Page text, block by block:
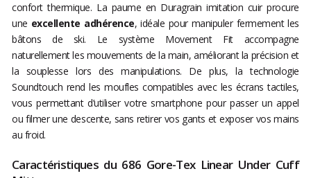
confort thermique. La paume en Duragrain imitation cuir procure
une excellente adhérence, idéale pour manipuler fermement les
bâtons de ski. Le système Movement Fit accompagne
naturellement les mouvements de la main, améliorant la précision et
la souplesse lors des manipulations. De plus, la technologie
Soundtouch rend les moufles compatibles avec les écrans tactiles,
vous permettant d’utiliser votre smartphone pour passer un appel
ou filmer une descente, sans retirer vos gants et exposer vos mains
au froid.
Caractéristiques du 686 Gore-Tex Linear Under Cuff